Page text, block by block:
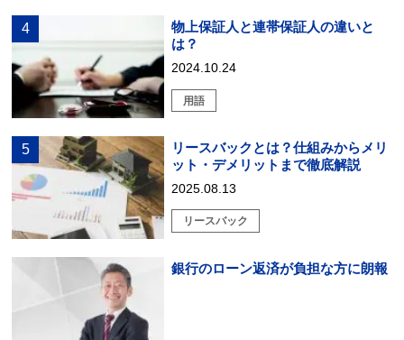
物上保証人と連帯保証人の違いと
は？
2024.10.24
用語
リースバックとは？仕組みからメリ
ット・デメリットまで徹底解説
2025.08.13
リースバック
銀行のローン返済が負担な方に朗報